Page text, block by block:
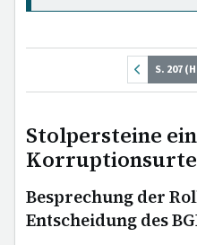
S. 207
Stolpersteine
Besprechung der
Entscheidung des